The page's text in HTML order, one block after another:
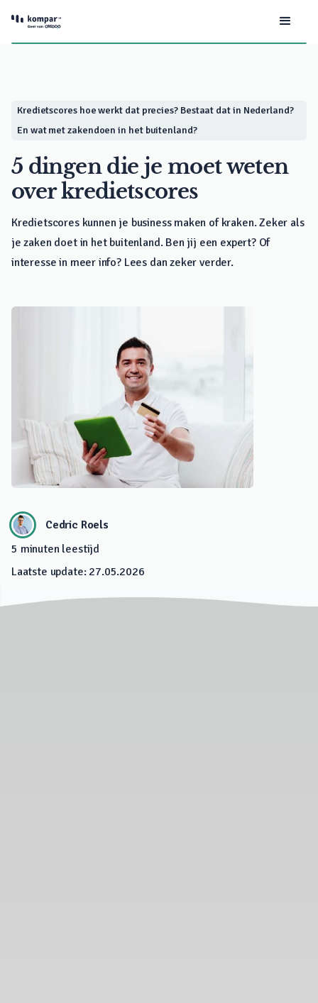
Kredietscores hoe werkt dat precies? Bestaat dat in Nederland?
En wat met zakendoen in het buitenland?
5 dingen die je moet weten
over kredietscores
Kredietscores kunnen je business maken of kraken. Zeker als
je zaken doet in het buitenland. Ben jij een expert? Of
interesse in meer info? Lees dan zeker verder.
Cedric Roels
5 minuten leestijd
Laatste update: 27.05.2026